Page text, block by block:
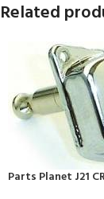
Related
Parts Planet J21